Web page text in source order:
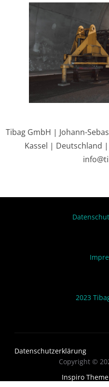
Tibag GmbH | Johann-
Kassel | Deutschland |
2023
Datenschutzerklärung
Copyright ©
Inspiro Theme